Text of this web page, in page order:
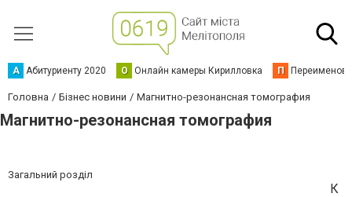
А Абитуриенту 2020 О Онлайн камеры Кирилловка П
Головна Бізнес новини Магнитно-резонансная томография
Магнитно-резонансная томография
Загальний розділ
К